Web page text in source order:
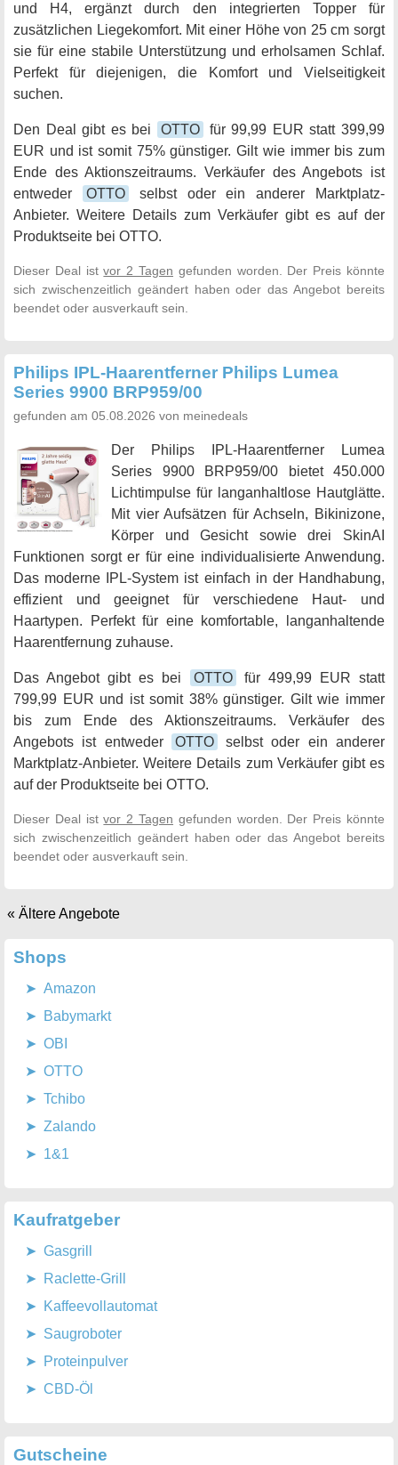
und H4, ergänzt durch den integrierten Topper für
zusätzlichen Liegekomfort. Mit einer Höhe von 25 cm sorgt
sie für eine stabile Unterstützung und erholsamen Schlaf.
Perfekt für diejenigen, die Komfort und Vielseitigkeit
suchen.
Den Deal gibt es bei OTTO
für 99,99 EUR statt 399,99
EUR und ist somit 75% günstiger. Gilt wie immer bis zum
Ende des Aktionszeitraums. Verkäufer des Angebots ist
entweder
OTTO
selbst oder ein anderer Marktplatz-
Anbieter. Weitere Details zum Verkäufer gibt es auf der
Produktseite bei OTTO.
Dieser Deal istvor 2 Tagen gefunden worden. Der Preis könnte
sich zwischenzeitlich geändert haben oder das Angebot bereits
beendet oder ausverkauft sein.
Philips IPL-Haarentferner Philips Lumea
Series 9900 BRP959/00
gefunden am 05.08.2026 von meinedeals
Der Philips IPL-Haarentferner Lumea
Series 9900 BRP959/00 bietet 450.000
Lichtimpulse für langanhaltlose Hautglätte.
Mit vier Aufsätzen für Achseln, Bikinizone,
Körper und Gesicht sowie drei SkinAI
Funktionen sorgt er für eine individualisierte Anwendung.
Das moderne IPL-System ist einfach in der Handhabung,
effizient und geeignet für verschiedene Haut- und
Haartypen. Perfekt für eine komfortable, langanhaltende
Haarentfernung zuhause.
Das Angebot gibt es bei OTTO
für 499,99 EUR statt
799,99 EUR und ist somit 38% günstiger. Gilt wie immer
bis zum Ende des Aktionszeitraums. Verkäufer des
Angebots ist entweder
OTTO
selbst oder ein anderer
Marktplatz-Anbieter. Weitere Details zum Verkäufer gibt es
auf der Produktseite bei OTTO.
Dieser Deal istvor 2 Tagen gefunden worden. Der Preis könnte
sich zwischenzeitlich geändert haben oder das Angebot bereits
beendet oder ausverkauft sein.
« Ältere Angebote
Shops
Amazon
Babymarkt
OBI
OTTO
Tchibo
Zalando
1&1
Kaufratgeber
Gasgrill
Raclette-Grill
Kaffeevollautomat
Saugroboter
Proteinpulver
CBD-Öl
Gutscheine